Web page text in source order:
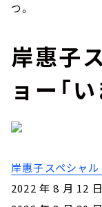
つ。
岸惠子
ョー「
岸惠子スペシャル
2022 年 8 月 12